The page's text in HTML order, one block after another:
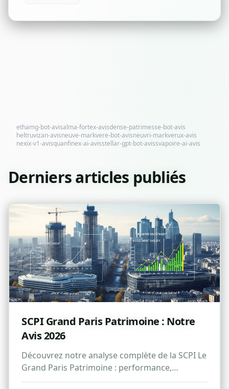
ethamg-bot-avisalma-fortex-avisdense-patrimesse-bot-avis
heltruvizan-avisneuve-markvere-bot-avisneuvri-markverux-avis
nexix-v1-avisquanfinex-ai-avisstellar-gpt-bot-avissvapoire-ai-avis
Derniers articles publiés
SCPI Grand Paris Patrimoine : Notre
Avis 2026
Découvrez notre analyse complète de la SCPI Le
Grand Paris Patrimoine : performance,
avantages, risques et avis pour 2026.